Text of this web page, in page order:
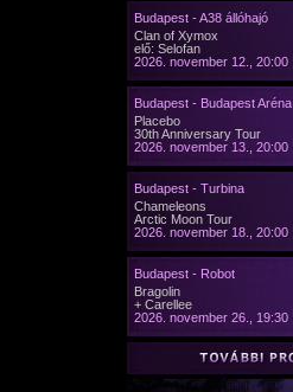
Budapest - A38 állóhajó
Clan of Xymox
elő: Selofan
2026. november 12., 20:00
Budapest - Budapest Aréna
Placebo
30th Anniversary Tour
2026. november 13., 20:00
Budapest - Turbina
Chameleons
Arctic Moon Tour
2026. november 18., 20:00
Budapest - Robot
Bragolin
+ Carellee
2026. november 26., 19:30